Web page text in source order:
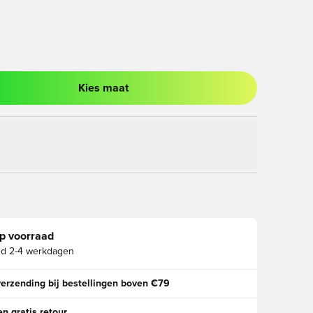
om in te loggen of je aan te melden als lid
Kies maat
voorraad
2-4 werkdagen
bij bestellingen boven €79